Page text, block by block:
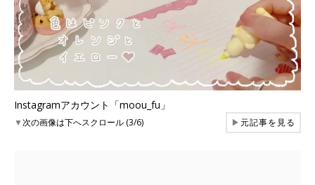
Instagramアカウント「moou_fu」
▼次の画像は下へスクロール (3/6) ▶元記事を見る